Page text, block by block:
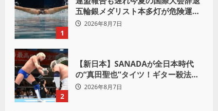
1
五輪銀メダリスト本多灯が危険運転
致傷で起訴
2026年8月7日
2
【新日本】SANADAが全日本時代
の“真田聖也”タイツ！ギター殺法で
Yuto-IceをKO「俺と闘う時は考え
2026年8月7日